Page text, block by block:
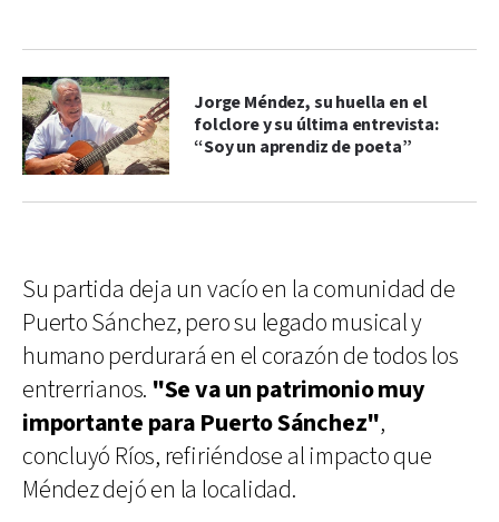
Jorge Méndez, su huella en el
folclore y su última entrevista:
“Soy un aprendiz de poeta”
Su partida deja un vacío en la comunidad de
Puerto Sánchez, pero su legado musical y
humano perdurará en el corazón de todos los
entrerrianos. "Se va un patrimonio muy
importante para Puerto Sánchez",
concluyó Ríos, refiriéndose al impacto que
Méndez dejó en la localidad.